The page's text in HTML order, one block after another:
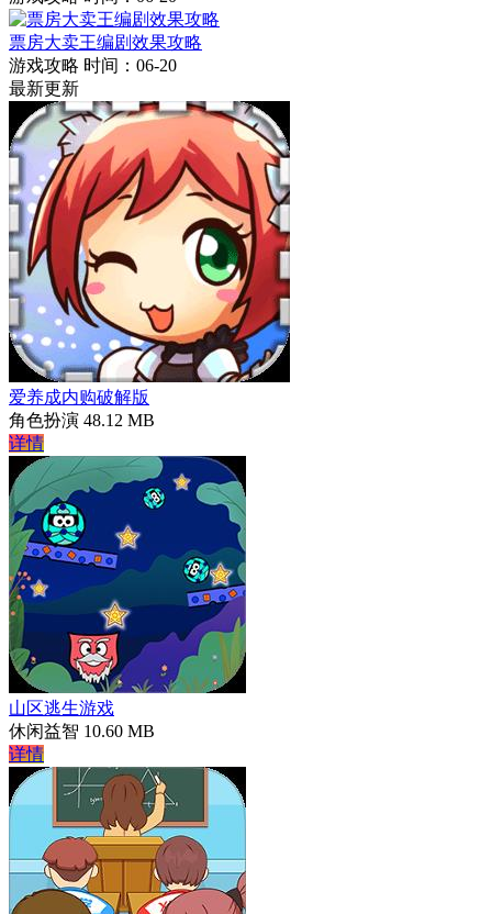
票房大卖王编剧效果攻略
游戏攻略 时间：06-20
最新更新
爱养成内购破解版
角色扮演 48.12 MB
详情
山区逃生游戏
休闲益智 10.60 MB
详情